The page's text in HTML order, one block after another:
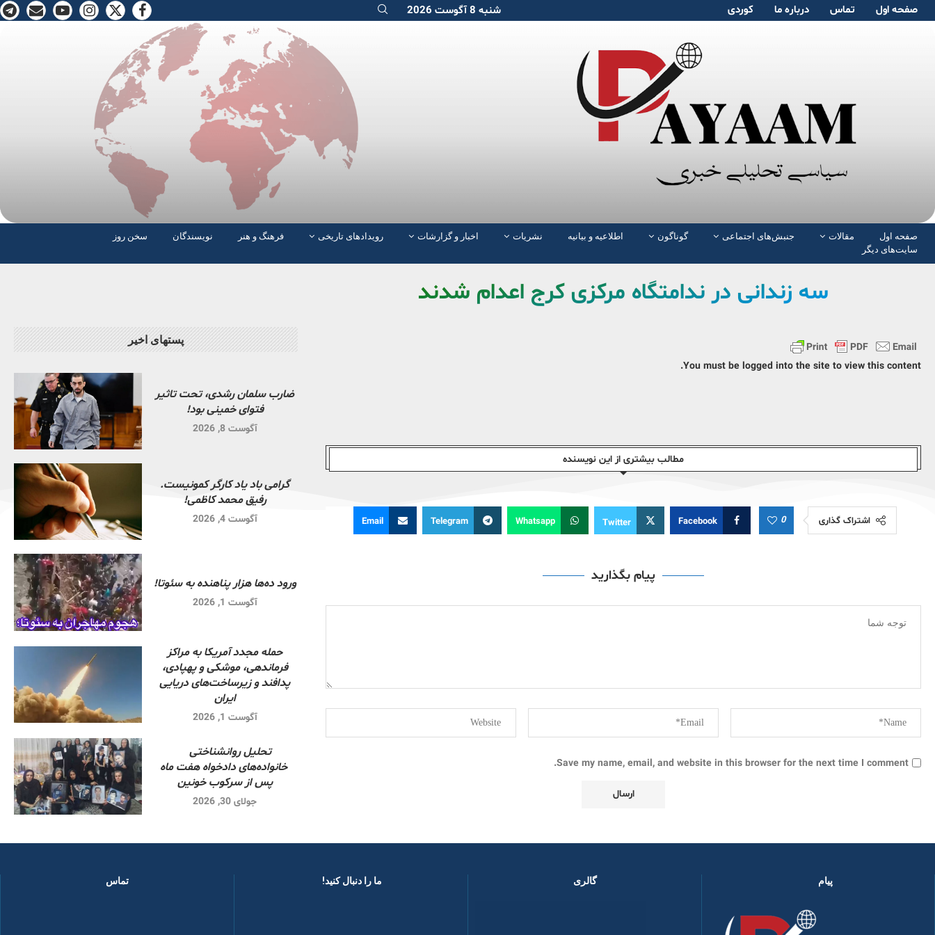
صفحە اول تماس دربارە ما کوردی شنبه 8 آگوست 2026
صفحە اول مقالات جنبش‌های اجتماعی گوناگون اطلاعیه و بیانیه نشریات اخبار و گزارشات رویدادهای تاریخی فرهنگ و هنر نویسندگان
سخن روز
سایت‌های دیگر
سه زندانی در ندامتگاه مرکزی کرج اعدام شدند
You must be logged into the site to view this content.
مطالب بیشتری از این نویسندە
اشتراک گذاری 0
Facebook
Twitter
Whatsapp
Telegram
Email
پیام بگذارید
Save my name, email, and website in this browser for the next time I comment.
پستهای اخیر
ضارب سلمان رشدی، تحت تاثیر
فتوای خمینی بود!
آگوست 8, 2026
گرامی باد یاد کارگر کمونیست.
رفیق محمد کاظمی!
آگوست 4, 2026
ورود ده‌ها هزار پناهنده به سئوتا!
آگوست 1, 2026
حمله مجدد آمریکا به مراکز
فرماندهی، موشکی و پهپادی،
پدافند و زیرساخت‌های دریایی
ایران
آگوست 1, 2026
تحلیل روانشناختی
خانواده‌های دادخواه هفت ماه
پس از سرکوب خونین
جولای 30, 2026
پیام گالری ما را دنبال کنید! ​ تماس